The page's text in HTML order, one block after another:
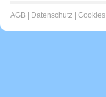
AGB Datenschutz Cookies